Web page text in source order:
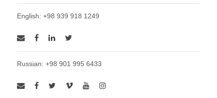
English: +98 939 918 1249
Russian: +98 901 995 6433